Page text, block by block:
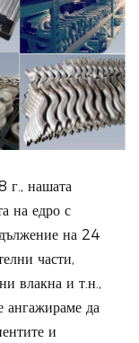
г., нашата
на едро с
на 24
части,
влакна и т.н.,
ангажираме да
и